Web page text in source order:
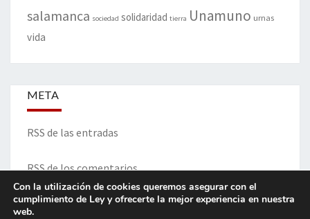
salamanca sociedad solidaridad tierra Unamuno urnas
vida
META
RSS de las entradas
RSS de los comentarios
Con la utilización de cookies queremos asegurar con el
cumplimiento de Ley y ofrecerte la mejor experiencia en nuestra
web.